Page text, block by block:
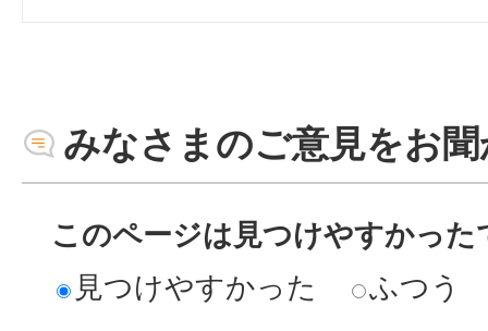
みなさまのご意見をお
このページは見つけやすかった
見つけやすかった
ふつう